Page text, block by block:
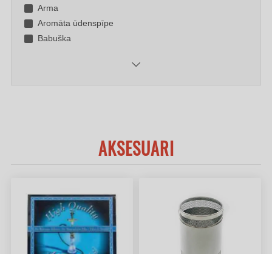
Arma
Aromāta ūdenspīpe
Babuška
AKSESUARI